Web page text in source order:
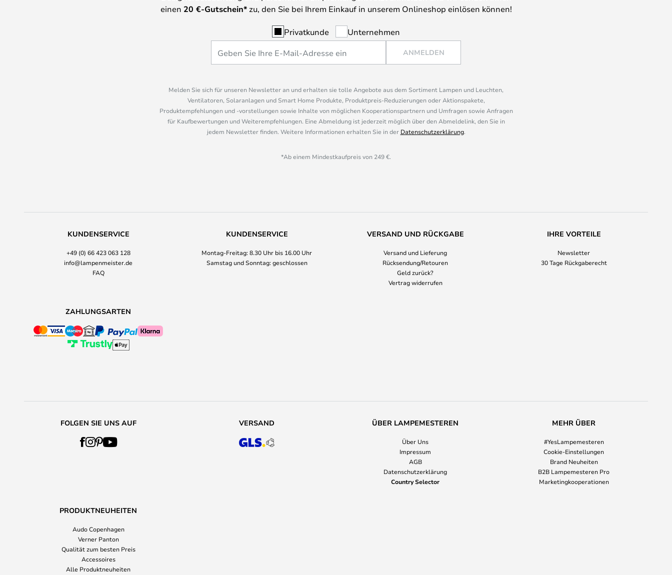
einen 20 €-Gutschein*zu, den Sie bei Ihrem Einkauf in unserem Onlineshop einlösen können!
Privatkunde Unternehmen
ANMELDEN
Melden Sie sich für unseren Newsletter an und erhalten sie tolle Angebote aus dem Sortiment Lampen und Leuchten,
Ventilatoren, Solaranlagen und Smart Home Produkte, Produktpreis-Reduzierungen oder Aktionspakete,
Produktempfehlungen und -vorstellungen sowie Inhalte von möglichen Kooperationspartnern und Umfragen sowie Anfragen
für Kaufbewertungen und Weiterempfehlungen. Eine Abmeldung ist jederzeit möglich über den Abmeldelink, den Sie in
jedem Newsletter finden. Weitere Informationen erhalten Sie in der Datenschutzerklärung.
*Ab einem Mindestkaufpreis von 249 €.
KUNDENSERVICE
+49 (0) 66 423 063 128
info@lampenmeister.de
FAQ
KUNDENSERVICE
Montag-Freitag: 8.30 Uhr bis 16.00 Uhr
Samstag und Sonntag: geschlossen
VERSAND UND RÜCKGABE
Versand und Lieferung
Rücksendung/Retouren
Geld zurück?
Vertrag widerrufen
IHRE VORTEILE
Newsletter
30 Tage Rückgaberecht
ZAHLUNGSARTEN
FOLGEN SIE UNS AUF VERSAND ÜBER LAMPEMESTEREN
Über Uns
Impressum
AGB
Datenschutzerklärung
Country Selector
MEHR ÜBER
#YesLampemesteren
Cookie-Einstellungen
Brand Neuheiten
B2B Lampemesteren Pro
Marketingkooperationen
PRODUKTNEUHEITEN
Audo Copenhagen
Verner Panton
Qualität zum besten Preis
Accessoires
Alle Produktneuheiten